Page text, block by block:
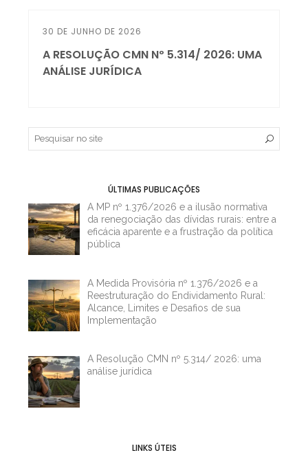
30 DE JUNHO DE 2026
A RESOLUÇÃO CMN Nº 5.314/ 2026: UMA
ANÁLISE JURÍDICA
ÚLTIMAS PUBLICAÇÕES
A MP nº 1.376/2026 e a ilusão normativa
da renegociação das dívidas rurais: entre a
eficácia aparente e a frustração da política
pública
A Medida Provisória nº 1.376/2026 e a
Reestruturação do Endividamento Rural:
Alcance, Limites e Desafios de sua
Implementação
A Resolução CMN nº 5.314/ 2026: uma
análise jurídica
LINKS ÚTEIS